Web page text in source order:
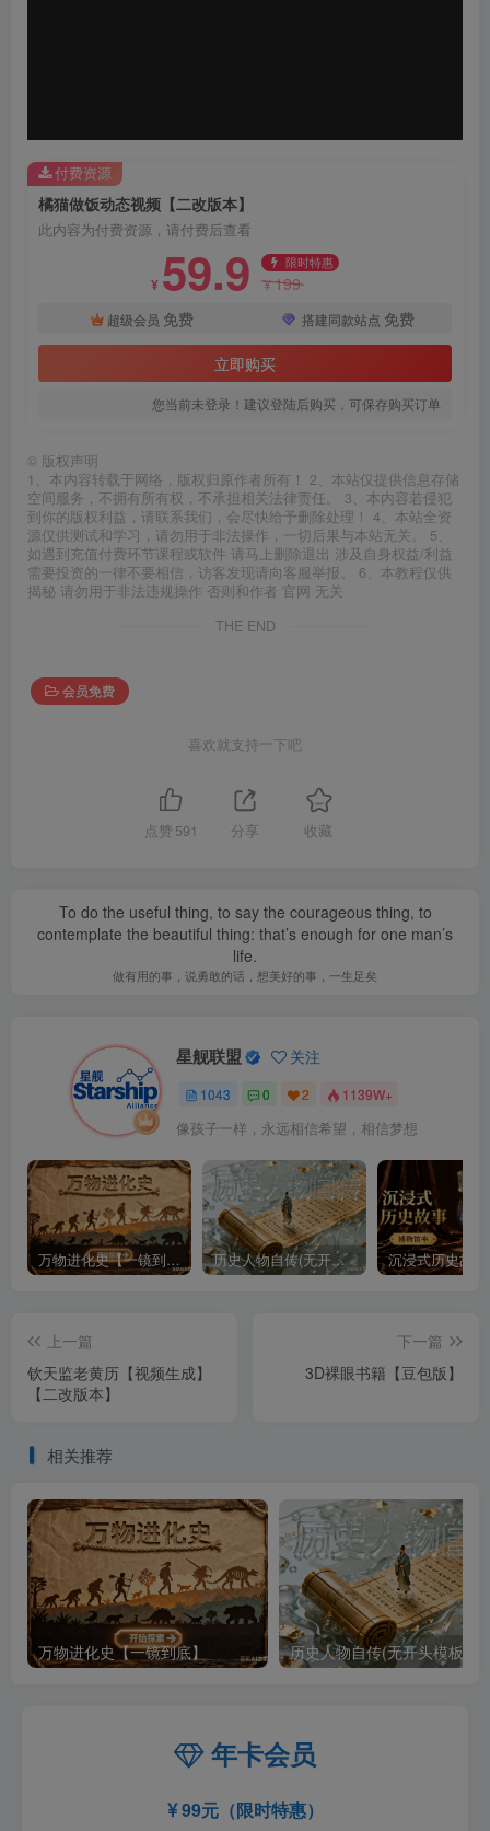
橘猫做饭动态视频【二改版本】
此内容为付费资源，请付费后查看
¥ 59.9 限时特惠
¥199
超级会员 免费 搭建同款站点 免费
立即购买
您当前未登录！建议登陆后购买，可保存购买订单
付费资源
© 版权声明
1、本内容转载于网络，版权归原作者所有！ 2、本站仅提供信息存储
空间服务，不拥有所有权，不承担相关法律责任。 3、本内容若侵犯
到你的版权利益，请联系我们，会尽快给予删除处理！ 4、本站全资
源仅供测试和学习，请勿用于非法操作，一切后果与本站无关。 5、
如遇到充值付费环节课程或软件 请马上删除退出 涉及自身权益/利益
需要投资的一律不要相信，访客发现请向客服举报。 6、本教程仅供
揭秘 请勿用于非法违规操作 否则和作者 官网 无关
THE END
会员免费
喜欢就支持一下吧
点赞 591 分享 收藏
To do the useful thing, to say the courageous thing, to
contemplate the beautiful thing: that’s enough for one man’s
life.
做有用的事，说勇敢的话，想美好的事，一生足矣
星舰联盟 关注
1043 0 2 1139W+
像孩子一样，永远相信希望，相信梦想
万物进化史【一镜到底】 历史人物自传(无开头模板)
上一篇
钦天监老黄历【视频生成】
【二改版本】
下一篇
3D裸眼书籍【豆包版】
相关推荐
万物进化史【一镜到底】 历史人物自传(无开头模板)
年卡会员
99元（限时特惠）